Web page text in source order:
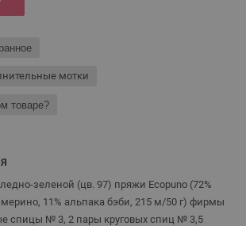
мотки
товаре?
зеленой (цв. 97) пряжи Ecopuno (72%
11% альпака бэби, 215 м/50 г) фирмы
спицы № 3, 2 пары круговых спиц № 3,5